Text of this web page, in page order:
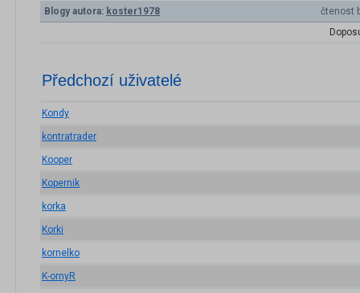
Blogy autora: koster1978
čtenost
Předchozí uživatelé
Kondy
kontratrader
Kooper
Kopernik
korka
Korki
kornelko
K-ornyR